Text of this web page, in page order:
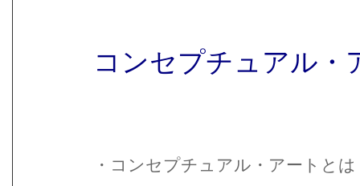
コンセプチュアル
・コンセプチュアル・アートとは